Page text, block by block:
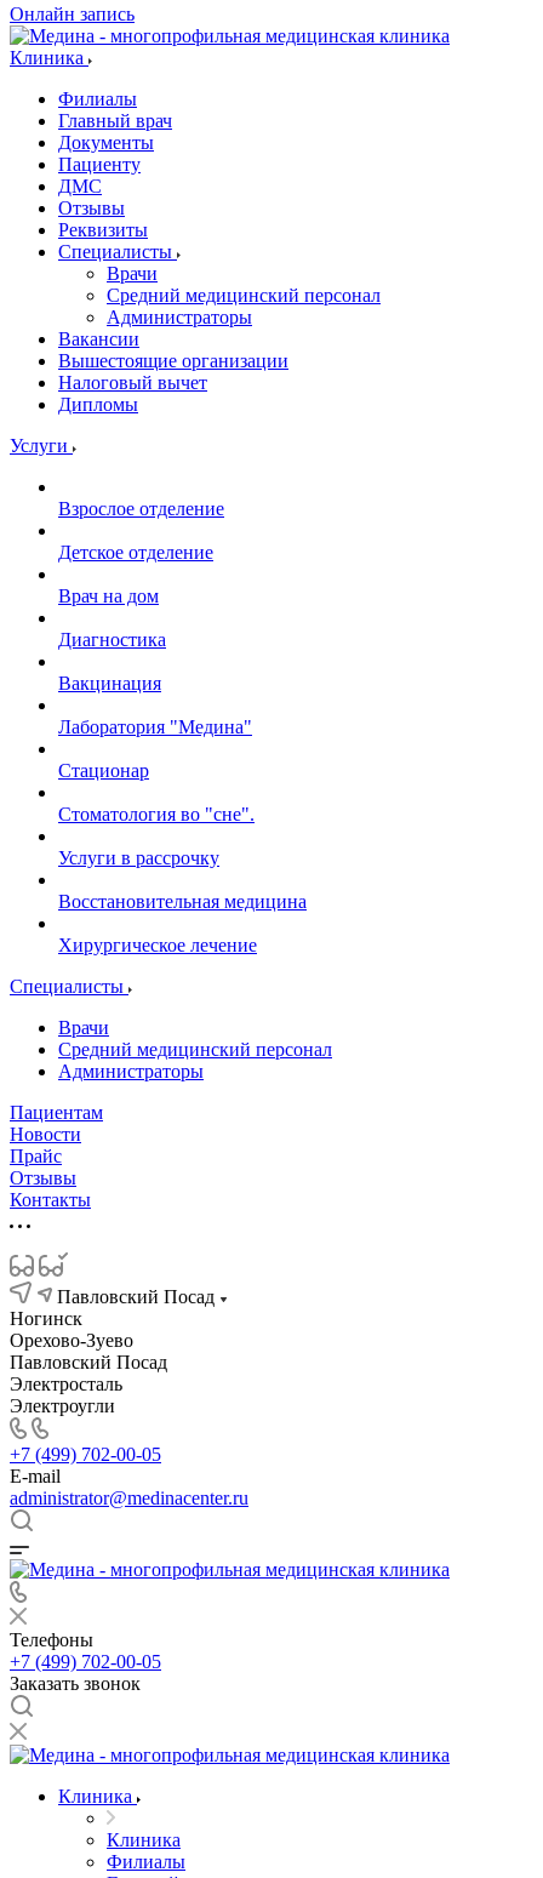
Онлайн запись
Клиника
Филиалы
Главный врач
Документы
Пациенту
ДМС
Отзывы
Реквизиты
Специалисты
Врачи
Средний медицинский персонал
Администраторы
Вакансии
Вышестоящие организации
Налоговый вычет
Дипломы
Услуги
Взрослое отделение
Детское отделение
Врач на дом
Диагностика
Вакцинация
Лаборатория "Медина"
Стационар
Стоматология во "сне".
Услуги в рассрочку
Восстановительная медицина
Хирургическое лечение
Специалисты
Врачи
Средний медицинский персонал
Администраторы
Пациентам
Новости
Прайс
Отзывы
Контакты
Павловский Посад
Ногинск
Орехово-Зуево
Павловский Посад
Электросталь
Электроугли
+7 (499) 702-00-05
E-mail
administrator@medinacenter.ru
Телефоны
+7 (499) 702-00-05
Заказать звонок
Клиника
Клиника
Филиалы